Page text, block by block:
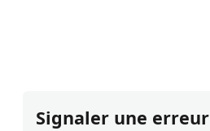
Signaler une erreur